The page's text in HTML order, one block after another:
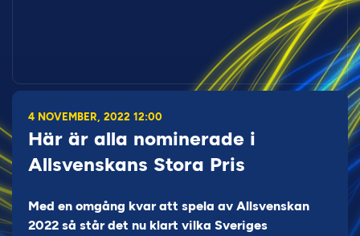
4 NOVEMBER, 2022 12:00
Här är alla nominerade i
Allsvenskans Stora Pris
Med en omgång kvar att spela av Allsvenskan
2022 så står det nu klart vilka Sveriges